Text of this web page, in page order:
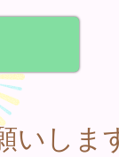
いしま